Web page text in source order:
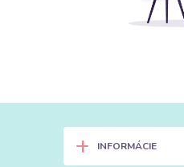
+ INFORMÁCIE